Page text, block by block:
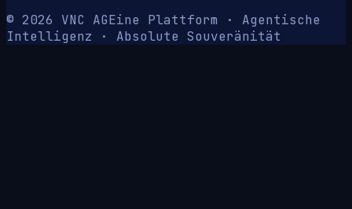
© 2026 VNC AGEine Plattform · Agentische
Intelligenz · Absolute Souveränität